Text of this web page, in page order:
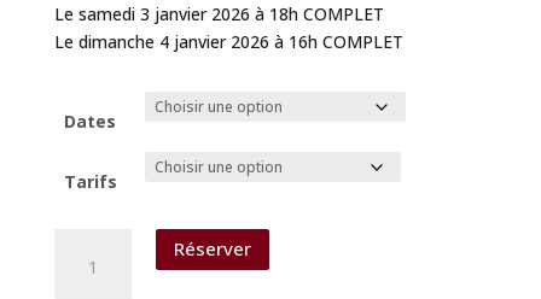
Le samedi 3 janvier 2026 à 18h COMPLET
Le dimanche 4 janvier 2026 à 16h COMPLET
Dates
Tarifs
Réserver